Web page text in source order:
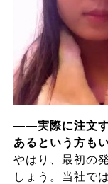
――実際に注文す
あるという方も
やはり、最初の
しょう。当社で